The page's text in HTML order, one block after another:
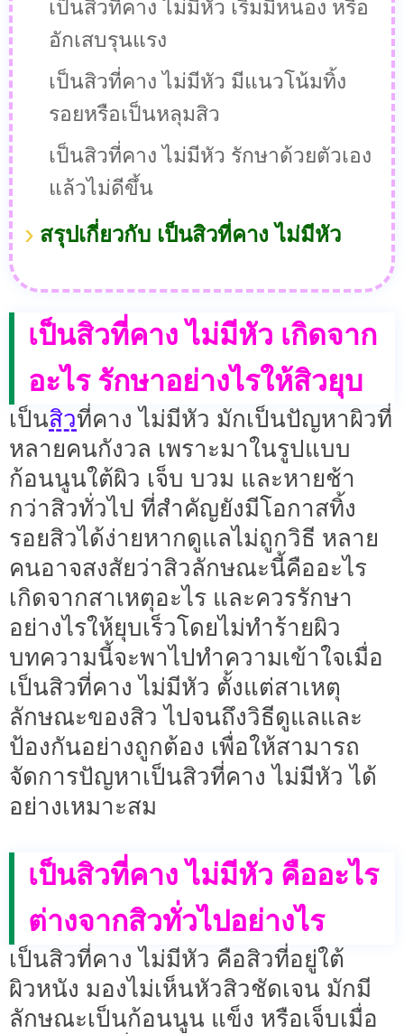
เป็นสิวที่คาง ไม่มีหัว เริ่มมีหนอง หรือ
อักเสบรุนแรง
เป็นสิวที่คาง ไม่มีหัว มีแนวโน้มทิ้ง
รอยหรือเป็นหลุมสิว
เป็นสิวที่คาง ไม่มีหัว รักษาด้วยตัวเอง
แล้วไม่ดีขึ้น
สรุปเกี่ยวกับ เป็นสิวที่คาง ไม่มีหัว
เป็นสิวที่คาง ไม่มีหัว เกิดจาก
อะไร รักษาอย่างไรให้สิวยุบ
เป็นสิวที่คาง ไม่มีหัว มักเป็นปัญหาผิวที่
หลายคนกังวล เพราะมาในรูปแบบ
ก้อนนูนใต้ผิว เจ็บ บวม และหายช้า
กว่าสิวทั่วไป ที่สำคัญยังมีโอกาสทิ้ง
รอยสิวได้ง่ายหากดูแลไม่ถูกวิธี หลาย
คนอาจสงสัยว่าสิวลักษณะนี้คืออะไร
เกิดจากสาเหตุอะไร และควรรักษา
อย่างไรให้ยุบเร็วโดยไม่ทำร้ายผิว
บทความนี้จะพาไปทำความเข้าใจเมื่อ
เป็นสิวที่คาง ไม่มีหัว ตั้งแต่สาเหตุ
ลักษณะของสิว ไปจนถึงวิธีดูแลและ
ป้องกันอย่างถูกต้อง เพื่อให้สามารถ
จัดการปัญหาเป็นสิวที่คาง ไม่มีหัว ได้
อย่างเหมาะสม
เป็นสิวที่คาง ไม่มีหัว คืออะไร
ต่างจากสิวทั่วไปอย่างไร
เป็นสิวที่คาง ไม่มีหัว คือสิวที่อยู่ใต้
ผิวหนัง มองไม่เห็นหัวสิวชัดเจน มักมี
ลักษณะเป็นก้อนนูน แข็ง หรือเจ็บเมื่อ